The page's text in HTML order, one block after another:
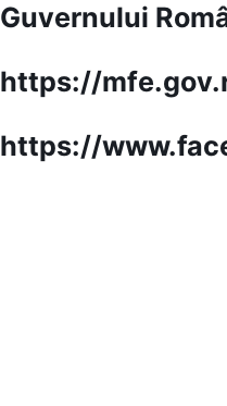
Guvernului
https://
https://